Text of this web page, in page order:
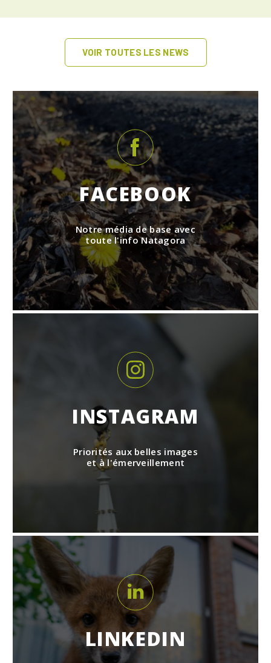
VOIR TOUTES LES NEWS
FACEBOOK
Notre média de base avec
toute l'info Natagora
INSTAGRAM
Priorités aux belles images
et à l'émerveillement
LINKEDIN